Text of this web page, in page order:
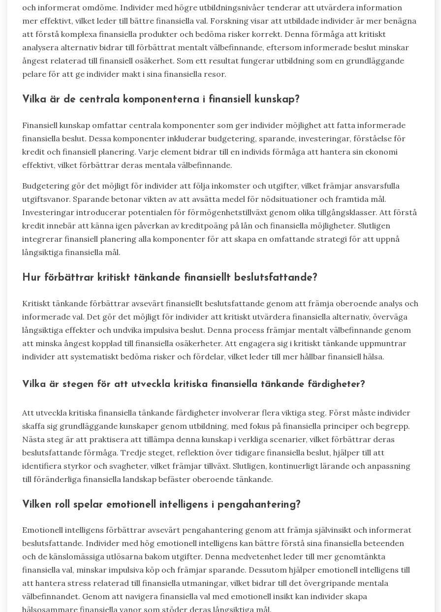
och informerat omdöme. Individer med högre utbildningsnivåer tenderar att utvärdera information
mer effektivt, vilket leder till bättre finansiella val. Forskning visar att utbildade individer är mer benägna
att förstå komplexa finansiella produkter och bedöma risker korrekt. Denna förmåga att kritiskt
analysera alternativ bidrar till förbättrat mentalt välbefinnande, eftersom informerade beslut minskar
ångest relaterad till finansiell osäkerhet. Som ett resultat fungerar utbildning som en grundläggande
pelare för att ge individer makt i sina finansiella resor.
Vilka är de centrala komponenterna i finansiell kunskap?
Finansiell kunskap omfattar centrala komponenter som ger individer möjlighet att fatta informerade
finansiella beslut. Dessa komponenter inkluderar budgetering, sparande, investeringar, förståelse för
kredit och finansiell planering. Varje element bidrar till en individs förmåga att hantera sin ekonomi
effektivt, vilket förbättrar deras mentala välbefinnande.
Budgetering gör det möjligt för individer att följa inkomster och utgifter, vilket främjar ansvarsfulla
utgiftsvanor. Sparande betonar vikten av att avsätta medel för nödsituationer och framtida mål.
Investeringar introducerar potentialen för förmögenhetstillväxt genom olika tillgångsklasser. Att förstå
kredit innebär att känna igen påverkan av kreditpoäng på lån och finansiella möjligheter. Slutligen
integrerar finansiell planering alla komponenter för att skapa en omfattande strategi för att uppnå
långsiktiga finansiella mål.
Hur förbättrar kritiskt tänkande finansiellt beslutsfattande?
Kritiskt tänkande förbättrar avsevärt finansiellt beslutsfattande genom att främja oberoende analys och
informerade val. Det gör det möjligt för individer att kritiskt utvärdera finansiella alternativ, överväga
långsiktiga effekter och undvika impulsiva beslut. Denna process främjar mentalt välbefinnande genom
att minska ångest kopplad till finansiella osäkerheter. Att engagera sig i kritiskt tänkande uppmuntrar
individer att systematiskt bedöma risker och fördelar, vilket leder till mer hållbar finansiell hälsa.
Vilka är stegen för att utveckla kritiska finansiella tänkande färdigheter?
Att utveckla kritiska finansiella tänkande färdigheter involverar flera viktiga steg. Först måste individer
skaffa sig grundläggande kunskaper genom utbildning, med fokus på finansiella principer och begrepp.
Nästa steg är att praktisera att tillämpa denna kunskap i verkliga scenarier, vilket förbättrar deras
beslutsfattande förmåga. Tredje steget, reflektion över tidigare finansiella beslut, hjälper till att
identifiera styrkor och svagheter, vilket främjar tillväxt. Slutligen, kontinuerligt lärande och anpassning
till föränderliga finansiella landskap befäster oberoende tänkande.
Vilken roll spelar emotionell intelligens i pengahantering?
Emotionell intelligens förbättrar avsevärt pengahantering genom att främja självinsikt och informerat
beslutsfattande. Individer med hög emotionell intelligens kan bättre förstå sina finansiella beteenden
och de känslomässiga utlösarna bakom utgifter. Denna medvetenhet leder till mer genomtänkta
finansiella val, minskar impulsiva köp och främjar sparande. Dessutom hjälper emotionell intelligens till
att hantera stress relaterad till finansiella utmaningar, vilket bidrar till det övergripande mentala
välbefinnandet. Genom att navigera finansiella val med emotionell insikt kan individer skapa
hälsosammare finansiella vanor som stöder deras långsiktiga mål.